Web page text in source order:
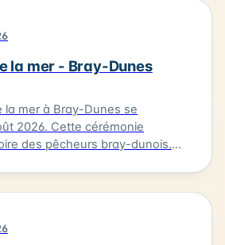
la mer - Bray-Dunes
la mer à Bray-Dunes se
cérémonie
des pêcheurs bray-dunois.
L'homologue est
marins disparus. Cette tradition
les habitants de se